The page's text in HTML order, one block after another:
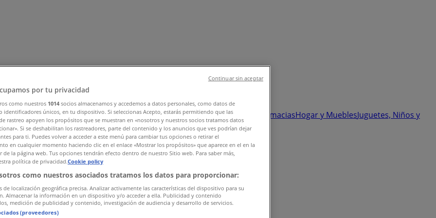
Tecnología y ElectrónicaAlmacenesBellezaFerreteríasDeporteSalud y FarmaciasHogar y MueblesJuguetes, Niños y
y Ocio
por tu privacidad
como nuestros 1014 socios almacenamos y accedemos a datos personales, como datos de
identificadores únicos, en tu dispositivo. Si seleccionas Acepto, estarás permitiendo que las
rastreo apoyen los propósitos que se muestran en «nosotros y nuestros socios tratamos datos
Si se deshabilitan los rastreadores, parte del contenido y los anuncios que ves podrían dejar
para ti. Puedes volver a acceder a este menú para cambiar tus opciones o retirar el
en cualquier momento haciendo clic en el enlace «Mostrar los propósitos» que aparece en el en la
de la página web. Tus opciones tendrán efecto dentro de nuestro Sitio web. Para saber más,
política de privacidad.Cookie policy
como nuestros asociados tratamos los datos para proporcionar:
de localización geográfica precisa. Analizar activamente las características del dispositivo para su
Almacenar la información en un dispositivo y/o acceder a ella. Publicidad y contenido
medición de publicidad y contenido, investigación de audiencia y desarrollo de servicios.
(proveedores)
Continuar sin aceptar